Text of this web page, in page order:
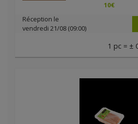
10€
Réception le
vendredi 21/08 (09:00)
1 pc = ±